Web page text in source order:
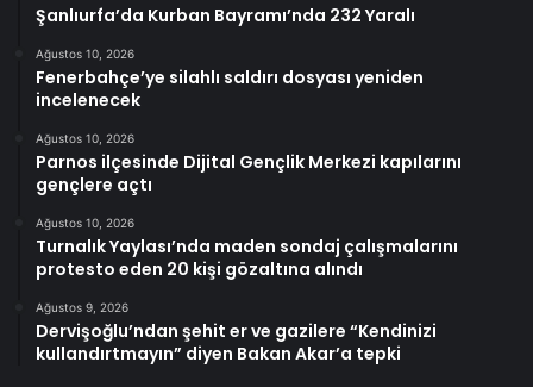
Şanlıurfa’da Kurban Bayramı’nda 232 Yaralı
Ağustos 10, 2026
Fenerbahçe’ye silahlı saldırı dosyası yeniden
incelenecek
Ağustos 10, 2026
Parnos ilçesinde Dijital Gençlik Merkezi kapılarını
gençlere açtı
Ağustos 10, 2026
Turnalık Yaylası’nda maden sondaj çalışmalarını
protesto eden 20 kişi gözaltına alındı
Ağustos 9, 2026
Dervişoğlu’ndan şehit er ve gazilere “Kendinizi
kullandırtmayın” diyen Bakan Akar’a tepki